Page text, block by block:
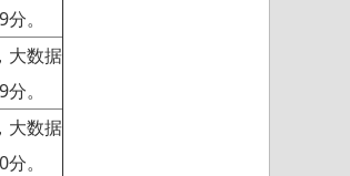
。
大数据
。
大数据
。